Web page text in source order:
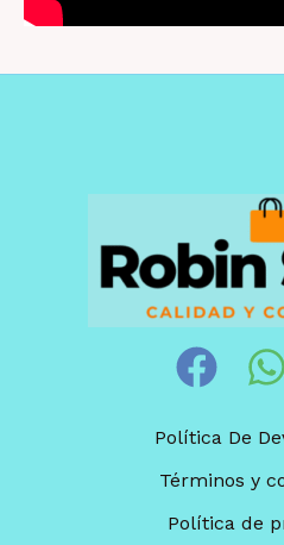
Política De
Términos y
Política de